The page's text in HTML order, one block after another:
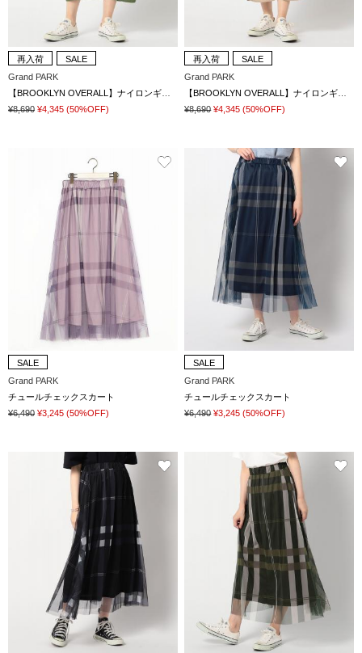
再入荷
SALE
Grand PARK
¥8,690 ¥4,345 (50%OFF)
再入荷
SALE
Grand PARK
¥8,690 ¥4,345 (50%OFF)
SALE
Grand PARK
チュールチェックスカート
¥6,490 ¥3,245 (50%OFF)
SALE
Grand PARK
チュールチェックスカート
¥6,490 ¥3,245 (50%OFF)